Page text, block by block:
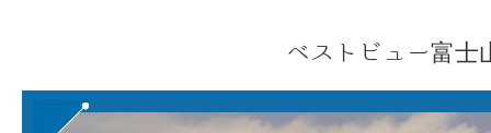
ベストビュー富士